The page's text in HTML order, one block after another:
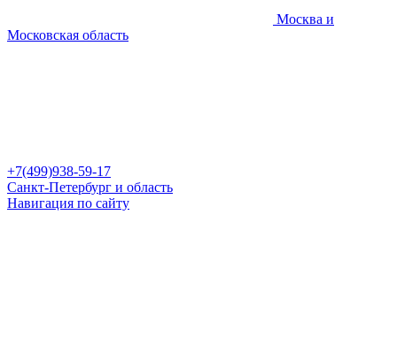
Москва и
Московская область
+7(499)938-59-17
Санкт-Петербург и область
Навигация по сайту